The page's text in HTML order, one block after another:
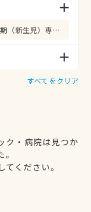
日本周産期・新生児医学会周産期（新生児）専門医
すべてをクリア
ク・病院は見つか
ください。